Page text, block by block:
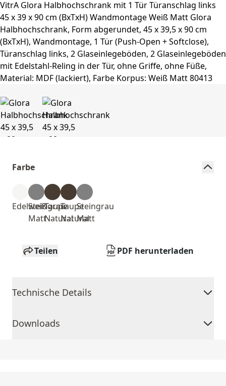
Farbe
Edelweiß
Steingrau
Matt
Taupe
Natural
Taupe
Natural
Steingrau
Matt
Teilen PDF herunterladen
Technische Details
Downloads